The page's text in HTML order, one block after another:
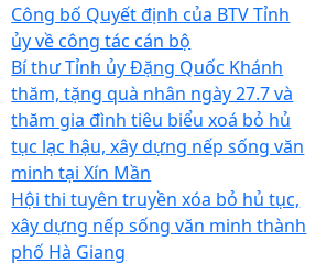
Công bố Quyết định của BTV Tỉnh
ủy về công tác cán bộ
Bí thư Tỉnh ủy Đặng Quốc Khánh
thăm, tặng quà nhân ngày 27.7 và
thăm gia đình tiêu biểu xoá bỏ hủ
tục lạc hậu, xây dựng nếp sống văn
minh tại Xín Mần
Hội thi tuyên truyền xóa bỏ hủ tục,
xây dựng nếp sống văn minh thành
phố Hà Giang